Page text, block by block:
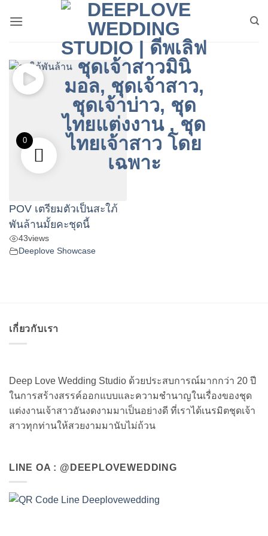
POV เตรียมตัวเป็นสะใภ้
พันล้านมั้ยคะชุดนี้
43views
Deeplove Showcase
เกี่ยวกับเรา
Deep Love Wedding Studio ด้วยประสบการณ์มากกว่า 20 ปี
ในการสร้างสรรค์ออกแบบและความชำนาญในเรื่องของชุด
แต่งงานเจ้าสาวอันงดงามมาเป็นอย่างดี ที่เราได้เนรมิตชุดเจ้า
สาวทุกท่านให้สวยงามมานับไม่ถ้วน
LINE OA : @DEEPLOVEWEDDING
0